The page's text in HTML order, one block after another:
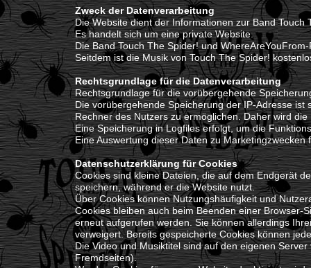
Zweck der Datenverarbeitung
Die Website dient der Informationen zur Band Touch
Es handelt sich um eine private Website.
Die Band Touch The Spider! und
Seitdem ist die Musik von Touch The Spider!
Rechtsgrundlage für die Datenverarbeitung
Rechtsgrundlage für die vorübergehende
Die vorübergehende Speicherung der IP-Adresse
Rechner des Nutzers zu ermöglichen. Daher wird
Eine Speicherung in Logfiles erfolgt, um die
Eine Auswertung dieser Daten zu Marketingzwecken
Datenschutzerklärung für Cookies
Cookies sind kleine Dateien, die auf dem Endgerät
speichern, während er die Website nutzt.
Über Cookies können Nutzungshäufigkeit und
Cookies bleiben auch beim Beenden einer Browser-
erneut aufgerufen werden. Sie können allerdings
verweigert. Bereits gespeicherte Cookies können
Die Video und Musiktitel sind auf den eigenen
Fremdseiten).